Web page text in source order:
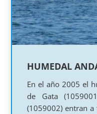
HUMEDAL
En el año 2005 el
de Gata
(1059002) entran